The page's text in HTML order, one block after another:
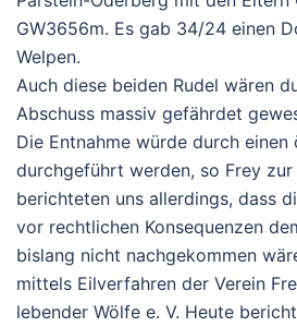
GW3656m. Es gab 34/24 einen
Welpen.
Auch diese beiden Rudel wären
Abschuss massiv gefährdet
Die Entnahme würde durch
durchgeführt werden, so Frey zur
berichteten uns allerdings, dass
vor rechtlichen Konsequenzen
bislang nicht nachgekommen
mittels Eilverfahren der Verein
lebender Wölfe e. V. Heute